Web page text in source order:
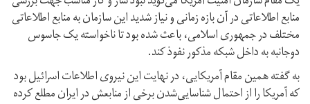
منابع اطلاعاتی در آن بازه زمانی و نیاز شدید این سازمان به منابع اطلاعاتی
مختلف در جمهوری اسلامی، باعث شده بود تا ناخواسته یک جاسوس
دوجانبه به داخل شبکه مذکور نفوذ کند.
به گفته همین مقام آمریکایی، در نهایت این نیروی اطلاعات اسرائیل بود
که آمریکا را از احتمال شناسایی‌شدن برخی از منابعش در ایران مطلع کرده